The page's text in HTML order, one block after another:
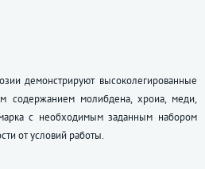
демонстрируют высоколегированные
содержанием молибдена, хроиа, меди,
с необходимым заданным набором
от условий работы.